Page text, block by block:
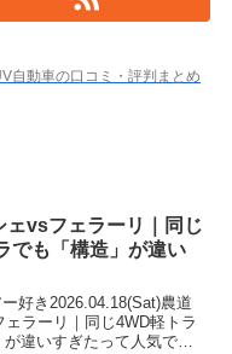
自動車の口コミ・評判まとめ
ェvsフェラーリ｜同じ
でも「構造」が違い
好き2026.04.18(Sat)農道
ラーリ｜同じ4WD軽トラ
違いすぎたって人気で話